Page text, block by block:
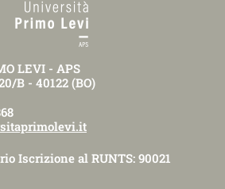
LEVI - APS
B - 40122 (BO)
Iscrizione al RUNTS: 90021